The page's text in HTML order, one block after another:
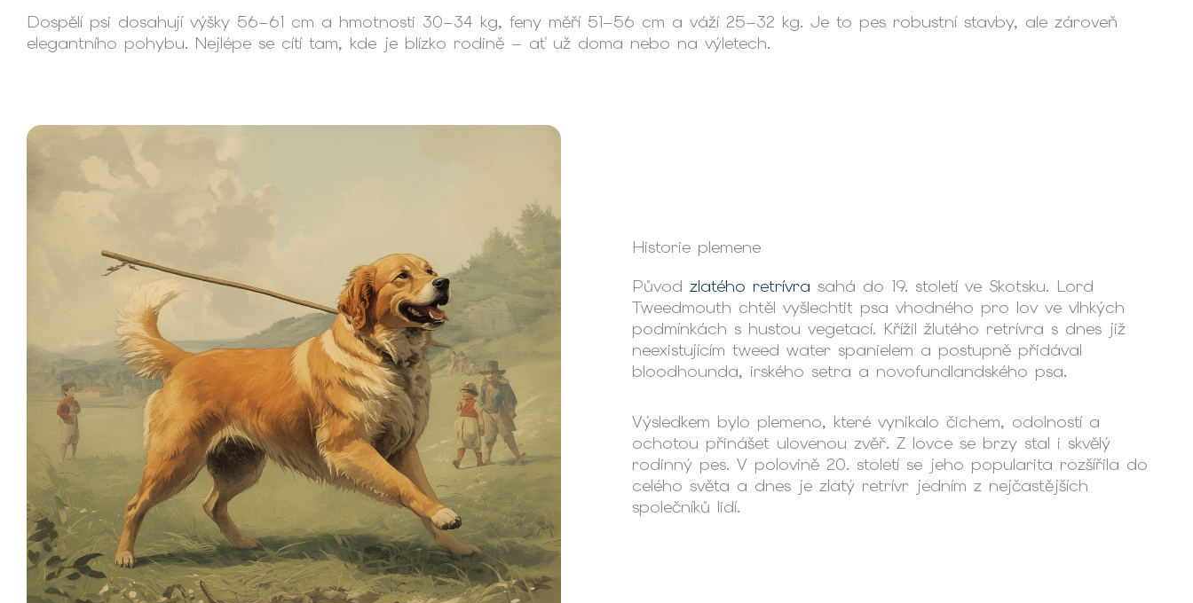
Dospělí psi dosahují výšky 56–61 cm a hmotnosti 30–34 kg, feny měří 51–56 cm a váží 25–32 kg. Je to pes robustní stavby, ale zároveň
elegantního pohybu. Nejlépe se cítí tam, kde je blízko rodině – ať už doma nebo na výletech.
Historie plemene
Původ zlatého retrívra sahá do 19. století ve Skotsku. Lord
Tweedmouth chtěl vyšlechtit psa vhodného pro lov ve vlhkých
podmínkách s hustou vegetací. Křížil žlutého retrívra s dnes již
neexistujícím tweed water spanielem a postupně přidával
bloodhounda, irského setra a novofundlandského psa.
Výsledkem bylo plemeno, které vynikalo čichem, odolností a
ochotou přinášet ulovenou zvěř. Z lovce se brzy stal i skvělý
rodinný pes. V polovině 20. století se jeho popularita rozšířila do
celého světa a dnes je zlatý retrívr jedním z nejčastějších
společníků lidí.